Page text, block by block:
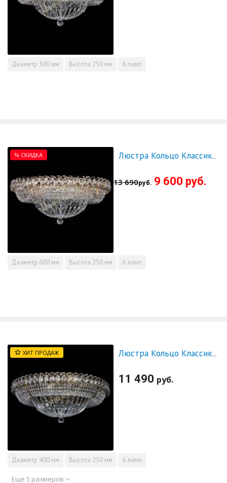
Диаметр 500 мм Высота 250 мм 6 ламп
% СКИДКА
13 690руб. 9 600 руб.
Диаметр 600 мм Высота 250 мм 6 ламп
ХИТ ПРОДАЖ
11 490 руб.
Диаметр 400 мм Высота 250 мм 6 ламп
Еще 5 размеров